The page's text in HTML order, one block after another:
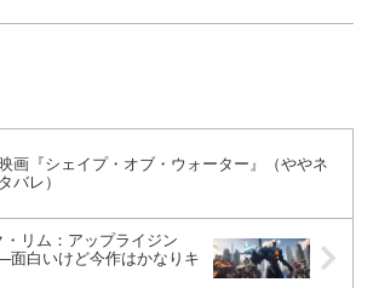
画『シェイプ・オブ・ウォーター』（ややネ
タバレ）
リム：アップライジン
面白いけど今作はかなりキ